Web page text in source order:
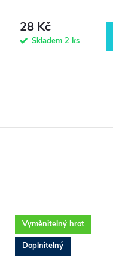
28 Kč
Skladem 2 ks
Vyměnitelný hrot
Doplnitelný